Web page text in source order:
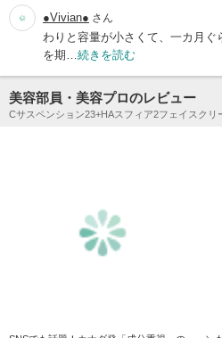
●Vivian● さん
わりと容量が小さくて、一カ月
を期… 続きを読む
美容部員・美容プロのレビュー
Cサスペンション23+HAスフィア2フェイスクリ